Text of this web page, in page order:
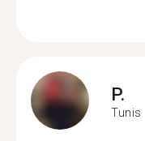
P.
Tunis